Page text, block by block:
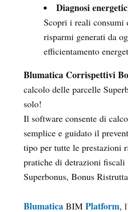
Diagnosi
Scopri i reali consumi
risparmi generati da
efficientamento
Blumatica Corrispettivi
calcolo delle parcelle
solo!
Il software consente di
semplice e guidato il
tipo per tutte le prestazioni
pratiche di detrazioni fiscali
Superbonus, Bonus
Blumatica BIM Platform,